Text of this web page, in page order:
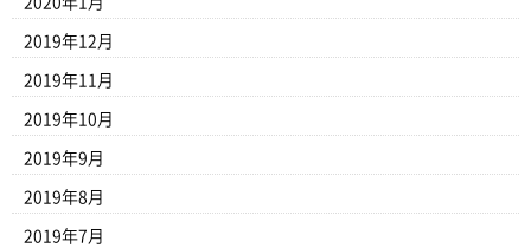
2019年12月
2019年11月
2019年10月
2019年9月
2019年8月
2019年7月